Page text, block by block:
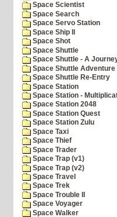
Space Scientist
Space Search
Space Servo Station
Space Ship II
Space Shot
Space Shuttle
Space Shuttle - A
Space Shuttle Adventure
Space Shuttle Re-Entry
Space Station
Space Station -
Space Station 2048
Space Station Quest
Space Station Zulu
Space Taxi
Space Thief
Space Trader
Space Trap (v1)
Space Trap (v2)
Space Travel
Space Trek
Space Trouble II
Space Voyager
Space Walker